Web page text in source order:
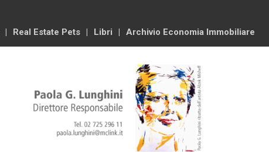
Real Estate Pets Libri Archivio Economia Immobiliare